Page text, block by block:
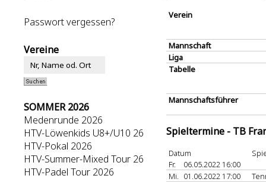
Passwort vergessen?
Vereine
SOMMER 2026
Medenrunde 2026
HTV-Löwenkids U8+/U10 26
HTV-Pokal 2026
HTV-Summer-Mixed Tour 26
HTV-Padel Tour 2026
Verein
Mannschaft
Liga
Tabelle
Mannschaftsführer
Spieltermine - TB
Datum
Fr.
06.05.2022 16:00
Mi. 01.06.2022 17:00